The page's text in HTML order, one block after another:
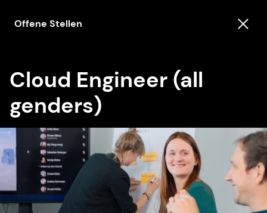
Offene Stellen
Cloud Engineer (all
genders)